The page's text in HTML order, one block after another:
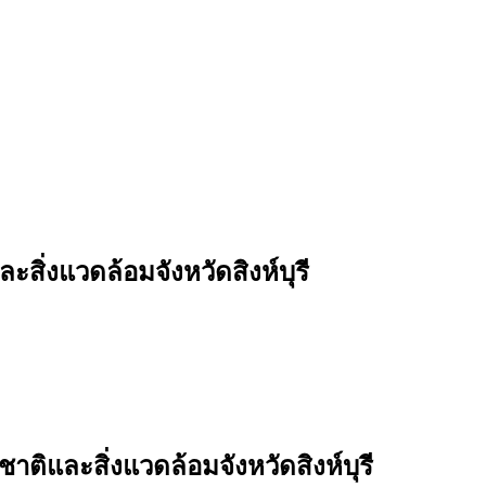
ะสิ่งแวดล้อมจังหวัดสิงห์บุรี
าติและสิ่งแวดล้อมจังหวัดสิงห์บุรี